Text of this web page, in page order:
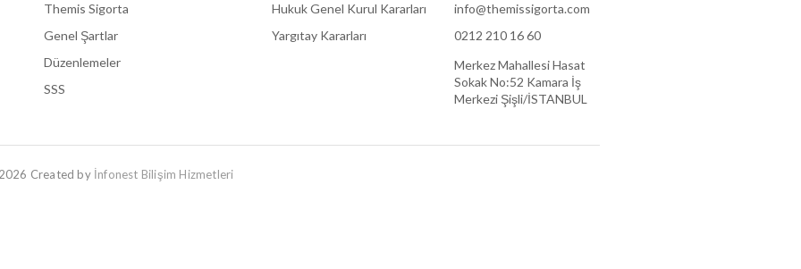
Themis Sigorta
Genel Şartlar
Düzenlemeler
SSS
Hukuk Genel Kurul Kararları
Yargıtay Kararları
info@themissigorta.com
0212 210 16 60
Merkez Mahallesi Hasat
Sokak No:52 Kamara İş
Merkezi Şişli/İSTANBUL
Created by İnfonest Bilişim Hizmetleri